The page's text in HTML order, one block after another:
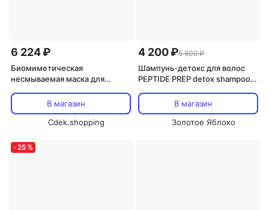
6 224 ₽
Биомиметическая
несмываемая маска для
восстановления волос 15 мл
K18, коралловый
В магазин
Cdek.shopping
4 200 ₽5 600 ₽
Шампунь-детокс для волос
PEPTIDE PREP detox shampoo
В магазин
Золотое Яблоко
-25 %